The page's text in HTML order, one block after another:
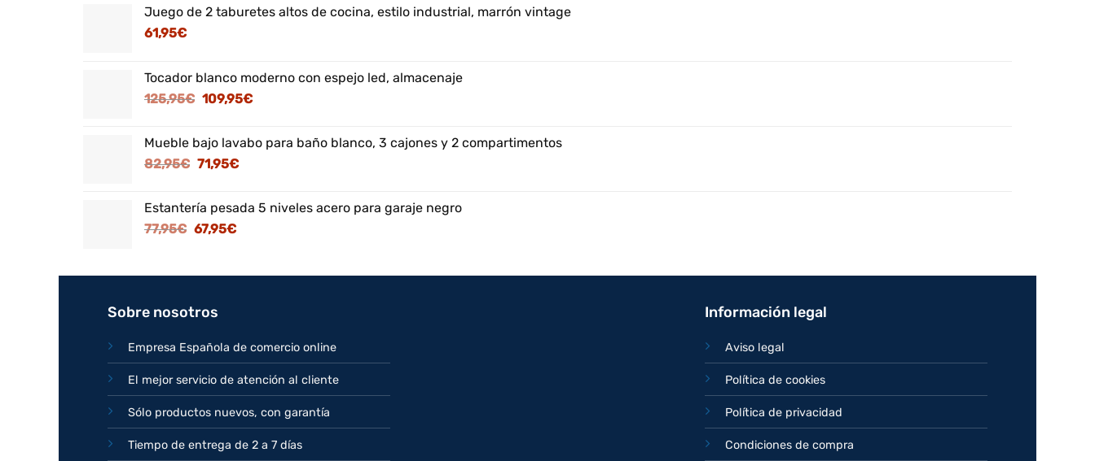
Juego de 2 taburetes altos de cocina, estilo industrial, marrón vintage
61,95€
Tocador blanco moderno con espejo led, almacenaje
125,95€ El
era:
125,95€.
109,95€El
es:
Mueble bajo lavabo para baño blanco, 3 cajones y 2 compartimentos
82,95€ El
era:
82,95€.
71,95€El
es:
Estantería pesada 5 niveles acero para garaje negro
77,95€ El
era:
67,95€El
es:
Sobre nosotros
Empresa Española de comercio online
El mejor servicio de atención al cliente
Sólo productos nuevos, con garantía
Tiempo de entrega de 2 a 7 días
Información legal
Aviso legal
Política de cookies
Política de privacidad
Condiciones de compra